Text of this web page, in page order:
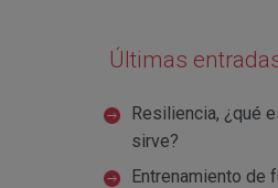
Últimas
Resiliencia, ¿qué
sirve?
Entrenamiento de